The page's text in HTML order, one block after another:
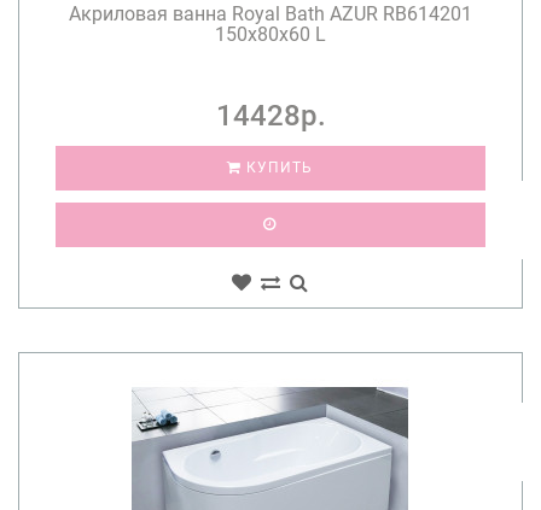
Акриловая ванна Royal Bath AZUR RB614201
150x80x60 L
14428р.
КУПИТЬ